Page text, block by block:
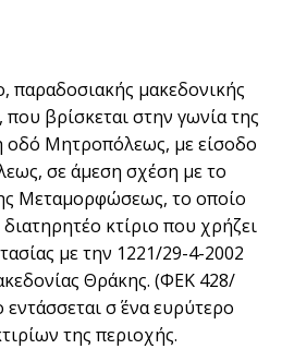
παραδοσιακής μακεδονικής
που βρίσκεται στην γωνία της
Μητροπόλεως, με είσοδο
σε άμεση σχέση με το
Μεταμορφώσεως, το οποίο
κτίριο που χρήζει
με την 1221/29-4-2002
Θράκης. (ΦΕΚ 428/
σ΄ ένα ευρύτερο
της περιοχής.